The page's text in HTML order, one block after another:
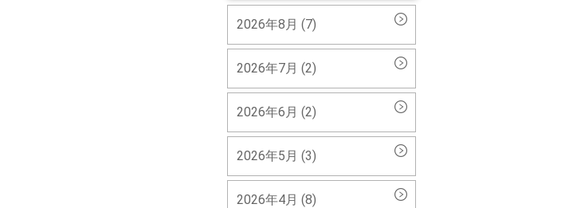
2026年8月 (7)
2026年7月 (2)
2026年6月 (2)
2026年5月 (3)
2026年4月 (8)